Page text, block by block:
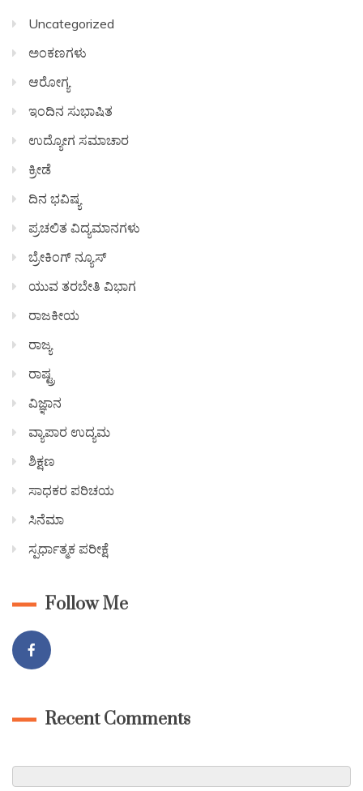
Uncategorized
ಅಂಕಣಗಳು
ಆರೋಗ್ಯ
ಇಂದಿನ ಸುಭಾಷಿತ
ಉದ್ಯೋಗ ಸಮಾಚಾರ
ಕ್ರೀಡೆ
ದಿನ ಭವಿಷ್ಯ
ಪ್ರಚಲಿತ ವಿದ್ಯಮಾನಗಳು
ಬ್ರೇಕಿಂಗ್ ನ್ಯೂಸ್
ಯುವ ತರಬೇತಿ ವಿಭಾಗ
ರಾಜಕೀಯ
ರಾಜ್ಯ
ರಾಷ್ಟ್ರ
ವಿಜ್ಞಾನ
ವ್ಯಾಪಾರ ಉದ್ಯಮ
ಶಿಕ್ಷಣ
ಸಾಧಕರ ಪರಿಚಯ
ಸಿನೆಮಾ
ಸ್ಪರ್ಧಾತ್ಮಕ ಪರೀಕ್ಷೆ
Follow Me
Recent Comments